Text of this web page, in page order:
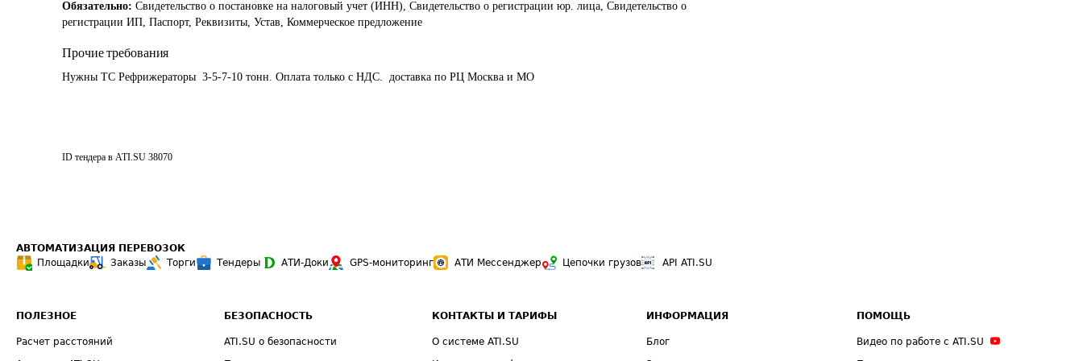
Обязательно: Свидетельство о постановке на налоговый учет (ИНН), Свидетельство о регистрации юр. лица, Свидетельство о
регистрации ИП, Паспорт, Реквизиты, Устав, Коммерческое предложение
Прочие требования
Нужны ТС Рефрижераторы  3-5-7-10 тонн. Оплата только с НДС.  доставка по РЦ Москва и МО
ID тендера в ATI.SU 38070
АВТОМАТИЗАЦИЯ ПЕРЕВОЗОК
Площадки
Заказы Торги Тендеры АТИ-Доки GPS-мониторинг АТИ Мессенджер Цепочки грузов API ATI.SU
ПОЛЕЗНОЕ
Расчет расстояний
БЕЗОПАСНОСТЬ
ATI.SU о безопасности
КОНТАКТЫ И ТАРИФЫ
О системе ATI.SU
ИНФОРМАЦИЯ
Блог
ПОМОЩЬ
Видео по работе с ATI.SU